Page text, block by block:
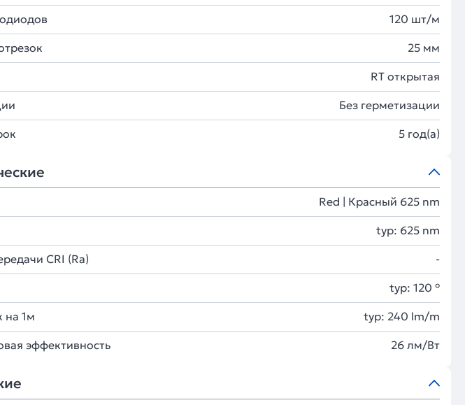
120 шт/м
25 мм
RT открытая
Без герметизации
5 год(а)
Red | Красный 625 nm
typ: 625 nm
CRI (Ra) -
typ: 120 °
на 1м typ: 240 lm/m
эффективность 26 лм/Вт